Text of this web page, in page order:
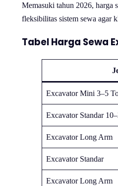
Memasuki tahun 2026, harga
fleksibilitas sistem sewa agar
Tabel Harga Sewa
Excavator Mini 3–5
Excavator Standar
Excavator Long Arm
Excavator Standar
Excavator Long Arm